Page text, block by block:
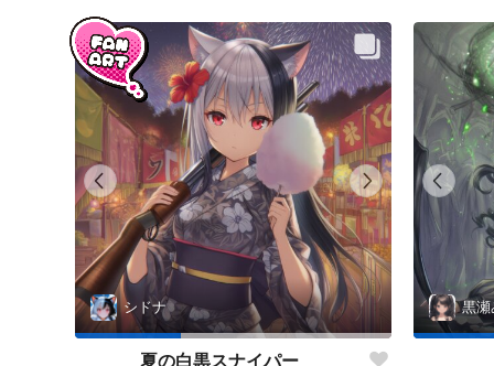
シドナ
夏の白黒スナイパー
黒瀬